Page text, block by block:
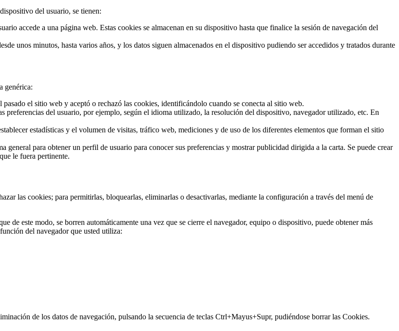
del usuario, se tienen:
accede a una página web. Estas cookies se almacenan en su dispositivo hasta que finalice la sesión de navegación del
unos minutos, hasta varios años, y los datos siguen almacenados en el dispositivo pudiendo ser accedidos y tratados durante
genérica:
el sitio web y aceptó o rechazó las cookies, identificándolo cuando se conecta al sitio web.
preferencias del usuario, por ejemplo, según el idioma utilizado, la resolución del dispositivo, navegador utilizado, etc. En
estadísticas y el volumen de visitas, tráfico web, mediciones y de uso de los diferentes elementos que forman el sitio
para obtener un perfil de usuario para conocer sus preferencias y mostrar publicidad dirigida a la carta. Se puede crear
le fuera pertinente.
las cookies; para permitirlas, bloquearlas, eliminarlas o desactivarlas, mediante la configuración a través del menú de
de este modo, se borren automáticamente una vez que se cierre el navegador, equipo o dispositivo, puede obtener más
del navegador que usted utiliza:
de los datos de navegación, pulsando la secuencia de teclas Ctrl+Mayus+Supr, pudiéndose borrar las Cookies.